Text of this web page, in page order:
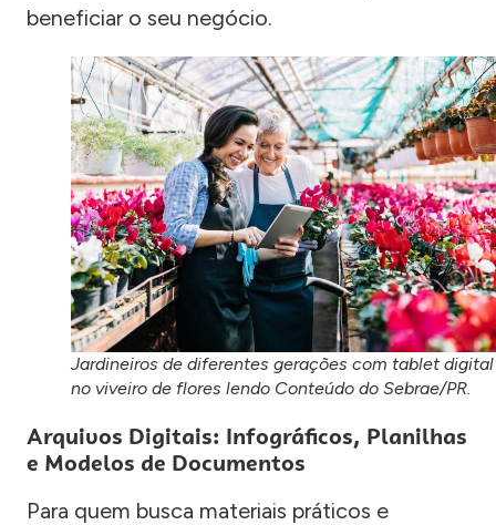
beneficiar o seu negócio.
Jardineiros de diferentes gerações com tablet digital
no viveiro de flores lendo Conteúdo do Sebrae/PR.
Arquivos Digitais: Infográficos, Planilhas
e Modelos de Documentos
Para quem busca materiais práticos e